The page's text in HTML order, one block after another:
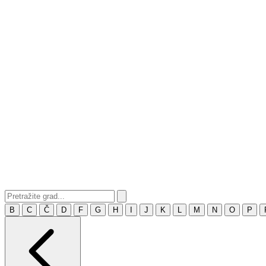
B C Č D F G H J K M N O P